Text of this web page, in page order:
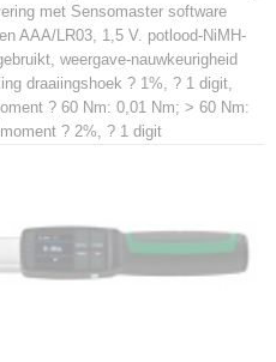
met Sensomaster software
AAA/LR03, 1,5 V. potlood-NiMH-
weergave-nauwkeurigheid
draaiingshoek ? 1%, ? 1 digit,
? 60 Nm: 0,01 Nm; > 60 Nm:
? 2%, ? 1 digit